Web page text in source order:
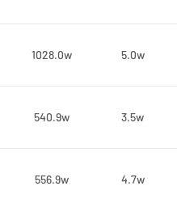
1028.0w 5.0w
540.9w 3.5w
556.9w 4.7w